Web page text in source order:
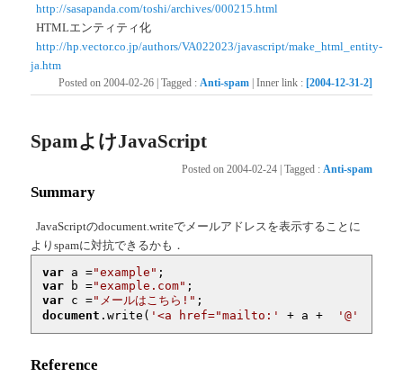
http://sasapanda.com/toshi/archives/000215.html
HTMLエンティティ化
http://hp.vector.co.jp/authors/VA022023/javascript/make_html_entity-
ja.htm
Posted on 2004-02-26 Tagged : Anti-spam Inner link : [2004-12-31-2]
SpamよけJavaScript
Posted on 2004-02-24 Tagged : Anti-spam
Summary
JavaScriptのdocument.writeでメールアドレスを表示することに
よりspamに対抗できるかも．
var a ="example"
var b ="example.com"
var c ="メールはこちら!"
document .write( '<a href="mailto:' + a + '@'
Reference